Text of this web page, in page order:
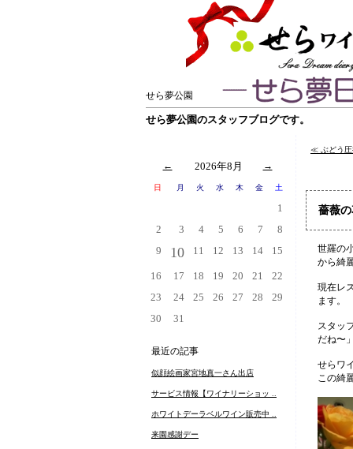
せら夢公園
せら夢公園のスタッフブログです。
← 2026年8月 →
日 月 火 水 木 金 土
1
2
3 4 5 6 7
8
9
10 11 12 13 14 15
16 17 18 19 20 21
22
23
24 25 26 27 28
29
30
31
最近の記事
似顔絵画家宮地真一さん出店
サービス情報【ワイナリーショッ ..
ホワイトデーラベルワイン販売中 ..
来園感謝デー
≪ ぶどう
薔薇
世羅の
から綺
現在レ
ます。
スタッ
だね〜
せらワ
この綺